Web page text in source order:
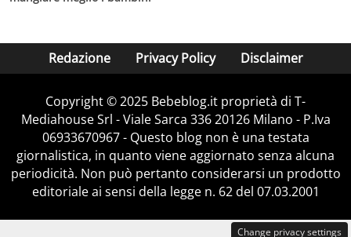
Redazione Privacy Policy Disclaimer
Copyright © 2025 Bebeblog.it proprietà di T-
Mediahouse Srl - Viale Sarca 336 20126 Milano - P.Iva
06933670967 - Questo blog non è una testata
giornalistica, in quanto viene aggiornato senza alcuna
periodicità. Non può pertanto considerarsi un prodotto
editoriale ai sensi della legge n. 62 del 07.03.2001
Change privacy settings